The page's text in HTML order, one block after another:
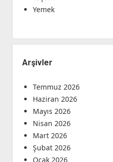
Yemek
Arşivler
Temmuz 2026
Haziran 2026
Mayıs 2026
Nisan 2026
Mart 2026
Şubat 2026
Ocak 2026